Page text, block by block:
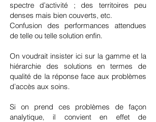
spectre d’activité ; des territoires peu
denses mais bien couverts, etc.
Confusion des performances attendues
de telle ou telle solution enfin.
On voudrait insister ici sur la gamme et la
hiérarchie des solutions en termes de
qualité de la réponse face aux problèmes
d’accès aux soins.
Si on prend ces problèmes de façon
analytique, il convient en effet de